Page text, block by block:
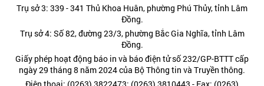
Trụ sở 3: 339 - 341 Thủ Khoa Huân, phường Phú Thủy, tỉnh Lâm
Đồng.
Trụ sở 4: Số 82, đường 23/3, phường Bắc Gia Nghĩa, tỉnh Lâm
Đồng.
Giấy phép hoạt động báo in và báo điện tử số 232/GP-BTTT cấp
ngày 29 tháng 8 năm 2024 của Bộ Thông tin và Truyền thông.